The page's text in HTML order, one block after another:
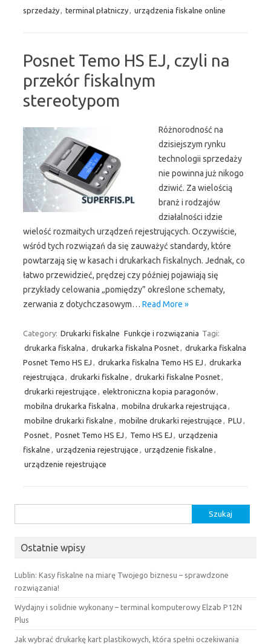
sprzedaży, terminal płatniczy, urządzenia fiskalne online
Posnet Temo HS EJ, czyli na
przekór fiskalnym
stereotypom
Różnorodność na
dzisiejszym rynku
technologii sprzedaży
nie powinna już nikogo
dziwić. Za wielością
branż i rodzajów
działalności idzie
wielość rozmaitych urządzeń rejestrujących. Oczywiście,
wśród tych rozwiązań da się zauważyć standardy, które
powtarzają się w kasach i drukarkach fiskalnych. Jednak, co
łatwo przewidzieć, prędzej czy później pojawiają się
przykłady celowania „pomiędzy” określone schematy,
zerwania z dotychczasowym… Read More »
Category: Drukarki fiskalne Funkcje i rozwiązania Tagi:
drukarka fiskalna , drukarka fiskalna Posnet, drukarka fiskalna
Posnet Temo HS EJ , drukarka fiskalna Temo HS EJ , drukarka
rejestrująca , drukarki fiskalne , drukarki fiskalne Posnet,
drukarki rejestrujące , elektroniczna kopia paragonów,
mobilna drukarka fiskalna , mobilna drukarka rejestrująca ,
mobilne drukarki fiskalne , mobilne drukarki rejestrujące , PLU ,
Posnet, Posnet Temo HS EJ , Temo HS EJ , urządzenia
fiskalne , urządzenia rejestrujące , urządzenie fiskalne ,
urządzenie rejestrujące
Ostatnie wpisy
Lublin: Kasy fiskalne na miarę Twojego biznesu – sprawdzone
rozwiązania!
Wydajny i solidnie wykonany – terminal komputerowy Elzab P12N
Plus
Jak wybrać drukarkę kart plastikowych, która spełni oczekiwania